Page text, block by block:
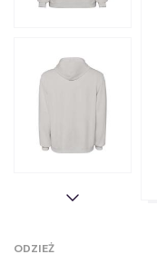
ODZIEŻ